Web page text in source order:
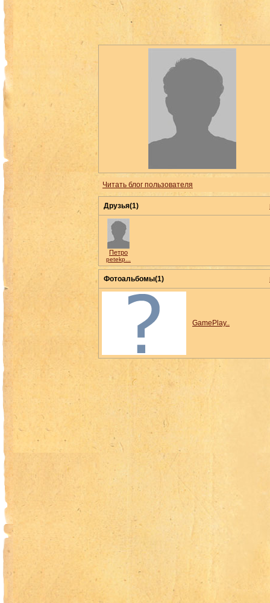
Читать блог пользователя
Друзья(1)
Петро
petekp...
Фотоальбомы(1)
GamePlay..